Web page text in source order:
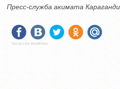
Пресс-служба акимата
Social Like WordPress